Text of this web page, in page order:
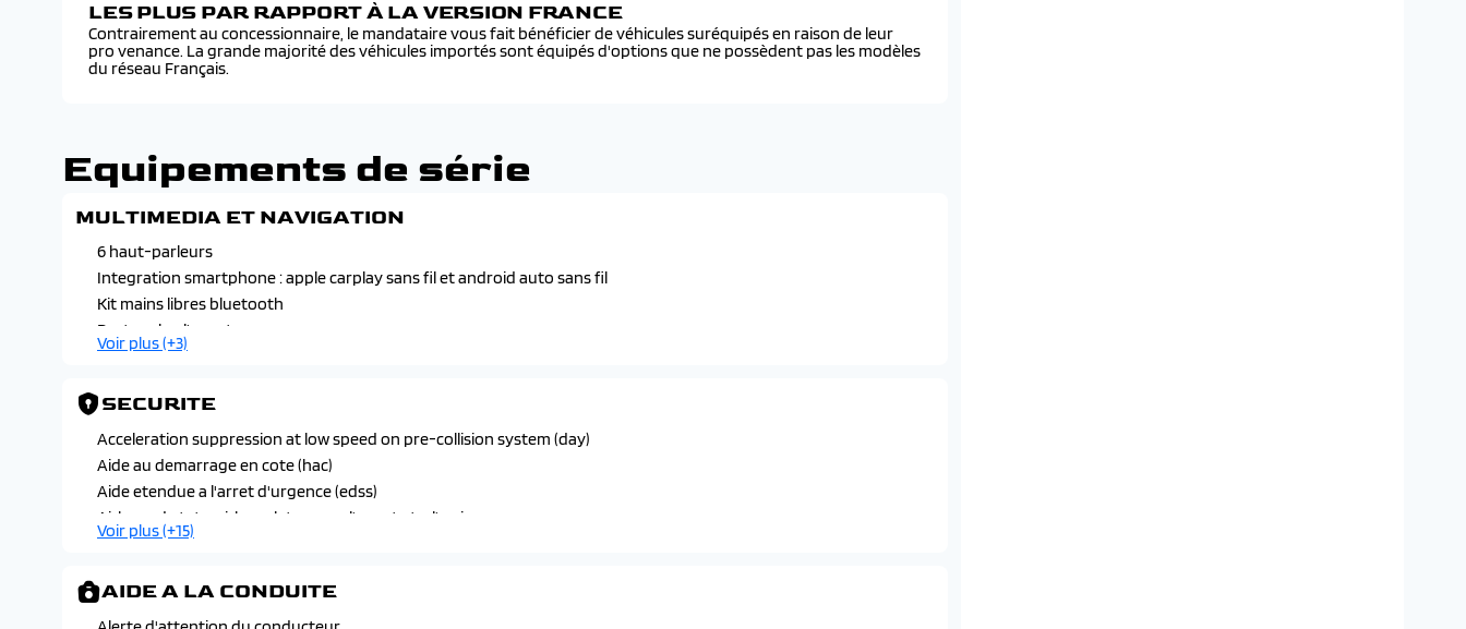
LES PLUS PAR RAPPORT À LA VERSION FRANCE
Contrairement au concessionnaire, le mandataire vous fait bénéficier de véhicules suréquipés en raison de leur
pro venance. La grande majorité des véhicules importés sont équipés d'options que ne possèdent pas les modèles
du réseau Français.
Equipements de série
MULTIMEDIA ET NAVIGATION
6 haut-parleurs
Integration smartphone : apple carplay sans fil et android auto sans fil
Kit mains libres bluetooth
Ports usb a l'avant
Services connectes my-t
Voir plus (+3)
SECURITE
Acceleration suppression at low speed on pre-collision system (day)
Aide au demarrage en cote (hac)
Aide etendue a l'arret d'urgence (edss)
Airbags de tete, airbags lateraux a l'avant et a l'arriere
Allumage automatique feux detresse (ebs)
Feux de jour a led
Fixation isofix a la 2eme rangee de sieges
Voir plus (+15)
AIDE A LA CONDUITE